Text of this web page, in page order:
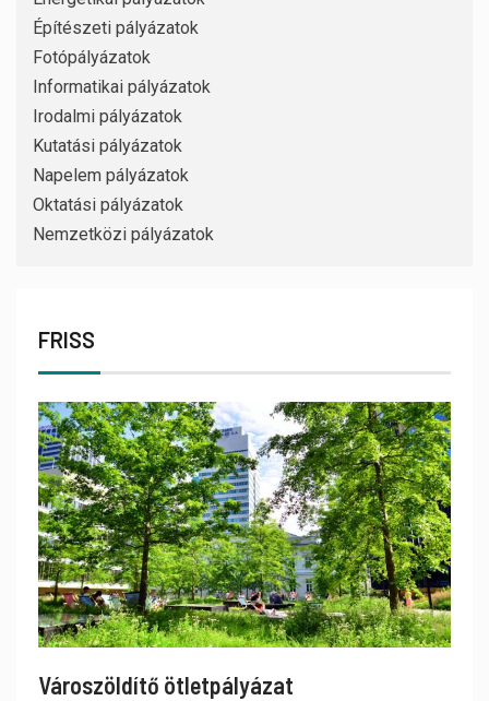
Építészeti pályázatok
Fotópályázatok
Informatikai pályázatok
Irodalmi pályázatok
Kutatási pályázatok
Napelem pályázatok
Oktatási pályázatok
Nemzetközi pályázatok
FRISS
Városzöldítő ötletpályázat